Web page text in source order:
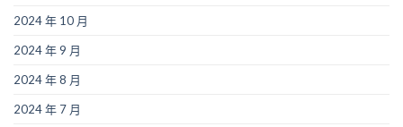
2024 年 10 月
2024 年 9 月
2024 年 8 月
2024 年 7 月